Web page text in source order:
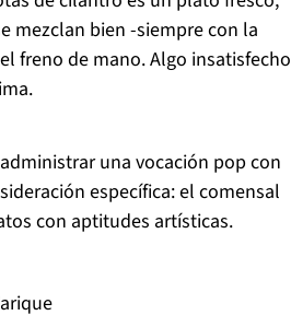
mezclan bien -siempre con la
freno de mano. Algo insatisfecho
una vocación pop con
específica: el comensal
con aptitudes artísticas.